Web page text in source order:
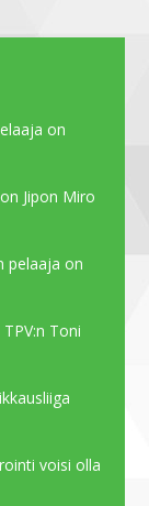
on
Jipon Miro
pelaaja on
Toni
voisi olla